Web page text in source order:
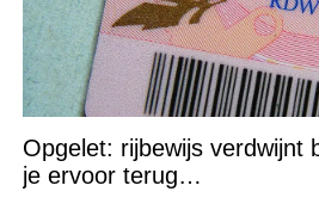
Opgelet: rijbewijs verdwijnt
je ervoor terug…